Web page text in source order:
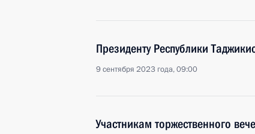
Президенту Республики
9 сентября 2023 года, 09:00
Участникам торжественного